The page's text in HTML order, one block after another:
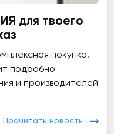
для твоего
покупка.
подробно
и производителей
Прочитать новость